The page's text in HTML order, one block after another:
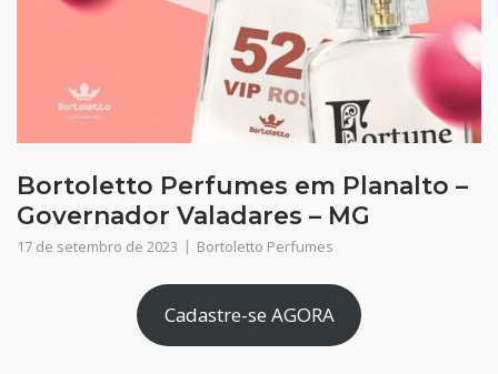
Bortoletto Perfumes em Planalto –
Governador Valadares – MG
17 de setembro de 2023 Bortoletto Perfumes
Cadastre-se AGORA